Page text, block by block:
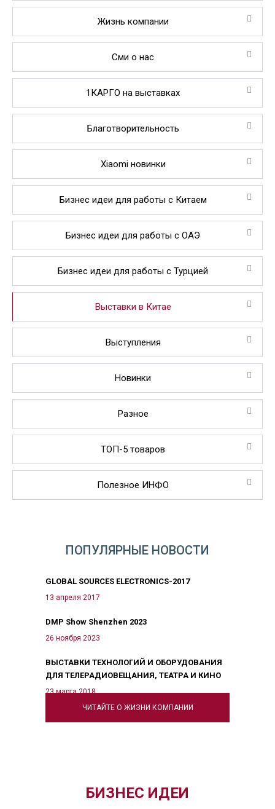
Жизнь компании
Сми о нас
1КАРГО на выставках
Благотворительность
Xiaomi новинки
Бизнес идеи для работы с Китаем
Бизнес идеи для работы с ОАЭ
Бизнес идеи для работы с Турцией
Выставки в Китае
Выступления
Новинки
Разное
ТОП-5 товаров
Полезное ИНФО
ЧИТАЙТЕ О ЖИЗНИ КОМПАНИИ
ПОПУЛЯРНЫЕ НОВОСТИ
GLOBAL SOURCES ELECTRONICS-2017
13 апреля 2017
DMP Show Shenzhen 2023
26 ноября 2023
ВЫСТАВКИ ТЕХНОЛОГИЙ И ОБОРУДОВАНИЯ
ДЛЯ ТЕЛЕРАДИОВЕЩАНИЯ, ТЕАТРА И КИНО
23 марта 2018
БИЗНЕС ИДЕИ